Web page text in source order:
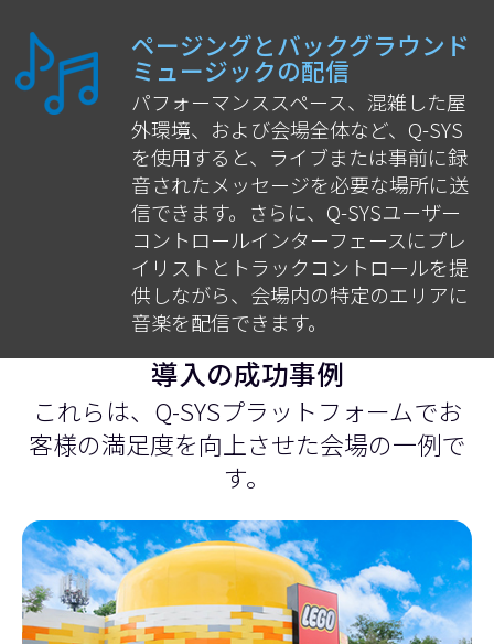
ページングとバックグラウンド
ミュージックの配信
パフォーマンススペース、混雑した屋
外環境、および会場全体など、Q-SYS
を使用すると、ライブまたは事前に録
音されたメッセージを必要な場所に送
信できます。さらに、Q-SYSユーザー
コントロールインターフェースにプレ
イリストとトラックコントロールを提
供しながら、会場内の特定のエリアに
音楽を配信できます。
導入の成功事例
これらは、Q-SYSプラットフォームでお
客様の満足度を向上させた会場の一例で
す。